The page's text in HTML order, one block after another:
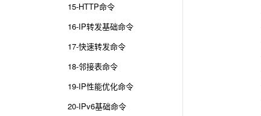
15-HTTP命令
16-IP转发基础命令
17-快速转发命令
18-邻接表命令
19-IP性能优化命令
20-IPv6基础命令